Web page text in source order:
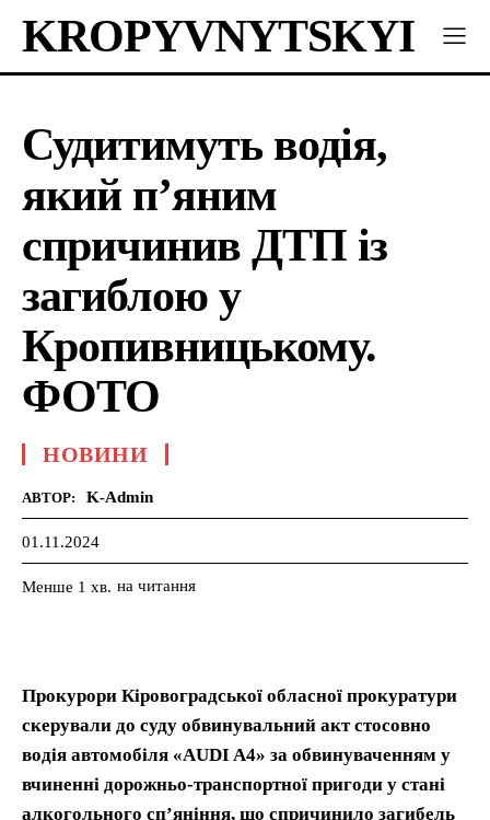
KROPYVNYTSKYI
Судитимуть водія,
який п’яним
спричинив ДТП із
загиблою у
Кропивницькому.
ФОТО
НОВИНИ
АВТОР: K-Admin
01.11.2024
Менше 1 хв. на читання
Прокурори Кіровоградської обласної прокуратури
скерували до суду обвинувальний акт стосовно
водія автомобіля «AUDI A4» за обвинуваченням у
вчиненні дорожньо-транспортної пригоди у стані
алкогольного сп’яніння, що спричинило загибель